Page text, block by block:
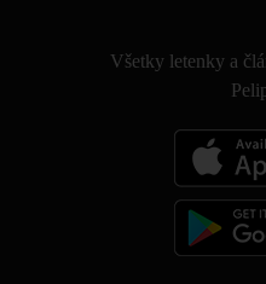
Všetky letenky a